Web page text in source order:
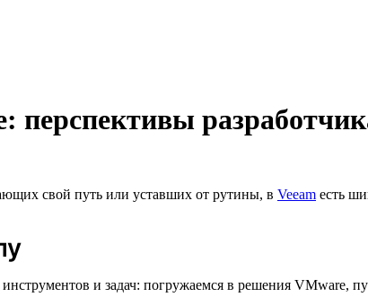
перспективы
свой путь или уставших от рутины, в Veeam есть
и задач: погружаемся в решения VMware,